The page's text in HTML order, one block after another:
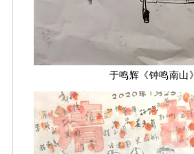
于鸣辉《钟鸣南山》